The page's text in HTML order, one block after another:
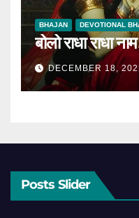
BHAJAN DEVOTIONAL
बोलो राधा राधा
DECEMBER 18,
Posts Slider